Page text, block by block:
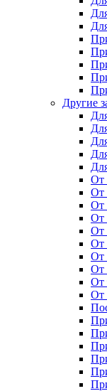
Другие
От
От
От
От
От
От
От
От
От
От